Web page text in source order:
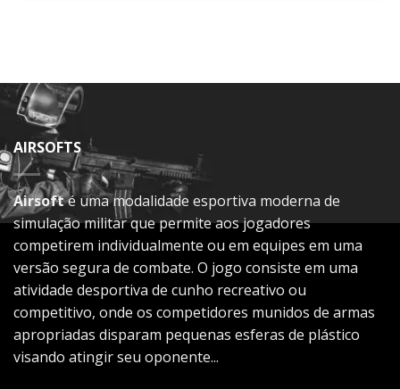
AIRSOFTS
Airsofté uma modalidade esportiva moderna de
simulação militar que permite aos jogadores
competirem individualmente ou em equipes em uma
versão segura de combate. O jogo consiste em uma
atividade desportiva de cunho recreativo ou
competitivo, onde os competidores munidos de armas
apropriadas disparam pequenas esferas de plástico
visando atingir seu oponente...